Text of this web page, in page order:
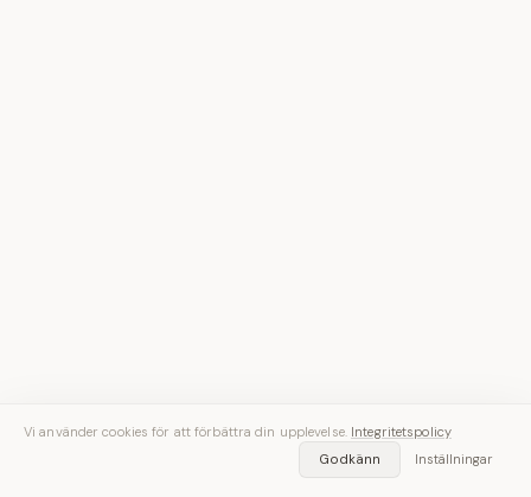
Vi använder cookies för att förbättra din upplevelse. Integritetspolicy
Godkänn
Inställningar